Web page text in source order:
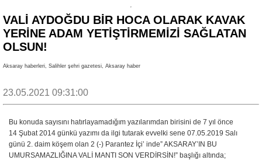
VALİ AYDOĞDU BİR HOCA OLARAK KAVAK
YERİNE ADAM YETİŞTİRMEMİZİ SAĞLATAN
OLSUN!
Aksaray haberleri, Salihler şehri gazetesi, Aksaray haber
23.05.2021 09:31:00
Bu konuda sayısını hatırlayamadığım yazılarımdan birisini de 7 yıl önce
14 Şubat 2014 günkü yazımı da ilgi tutarak evvelki sene 07.05.2019 Salı
günü 2. daim köşem olan 2 (-) Parantez İçi’ inde” AKSARAY’IN BU
UMURSAMAZLIĞINA VALİ MANTI SON VERDİRSİN!” başlığı altında;